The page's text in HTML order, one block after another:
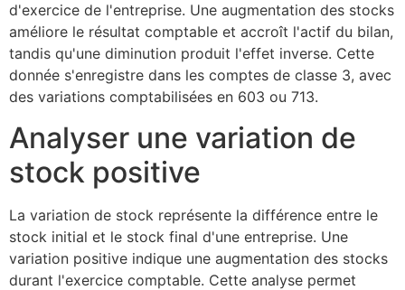
d'exercice de l'entreprise. Une augmentation des stocks
améliore le résultat comptable et accroît l'actif du bilan,
tandis qu'une diminution produit l'effet inverse. Cette
donnée s'enregistre dans les comptes de classe 3, avec
des variations comptabilisées en 603 ou 713.
Analyser une variation de
stock positive
La variation de stock représente la différence entre le
stock initial et le stock final d'une entreprise. Une
variation positive indique une augmentation des stocks
durant l'exercice comptable. Cette analyse permet